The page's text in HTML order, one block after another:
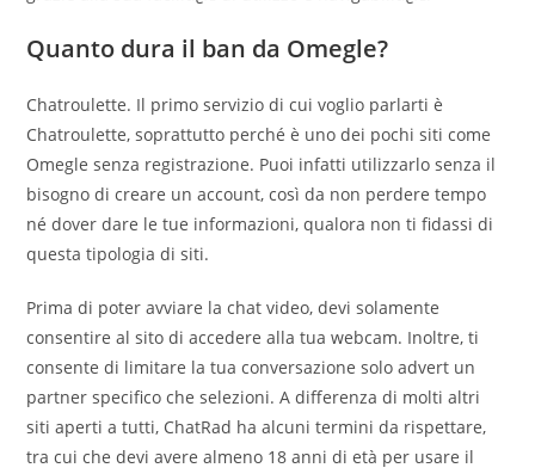
Quanto dura il ban da Omegle?
Chatroulette. Il primo servizio di cui voglio parlarti è
Chatroulette, soprattutto perché è uno dei pochi siti come
Omegle senza registrazione. Puoi infatti utilizzarlo senza il
bisogno di creare un account, così da non perdere tempo
né dover dare le tue informazioni, qualora non ti fidassi di
questa tipologia di siti.
Prima di poter avviare la chat video, devi solamente
consentire al sito di accedere alla tua webcam. Inoltre, ti
consente di limitare la tua conversazione solo advert un
partner specifico che selezioni. A differenza di molti altri
siti aperti a tutti, ChatRad ha alcuni termini da rispettare,
tra cui che devi avere almeno 18 anni di età per usare il